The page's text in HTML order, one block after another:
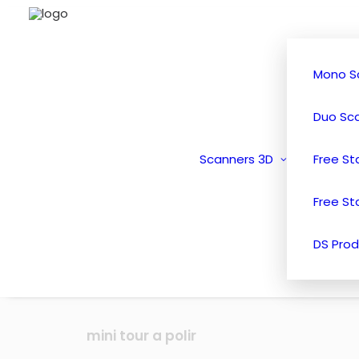
Scanners 3D
Mono
Duo
Free
Free
DS
mini tour a polir